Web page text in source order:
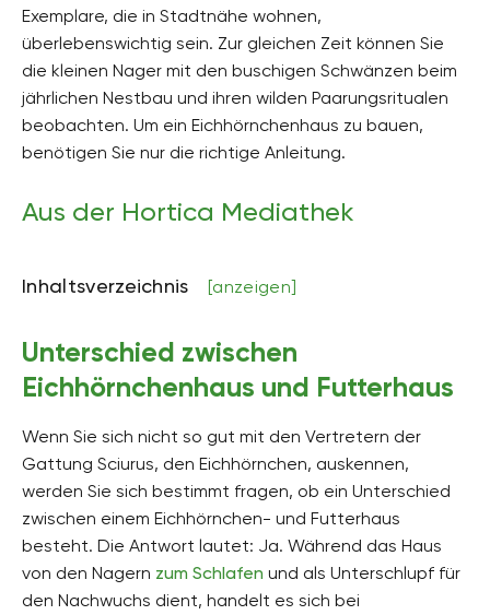
Exemplare, die in Stadtnähe wohnen,
überlebenswichtig sein. Zur gleichen Zeit können Sie
die kleinen Nager mit den buschigen Schwänzen beim
jährlichen Nestbau und ihren wilden Paarungsritualen
beobachten. Um ein Eichhörnchenhaus zu bauen,
benötigen Sie nur die richtige Anleitung.
Aus der Hortica Mediathek
Inhaltsverzeichnis [anzeigen]
Unterschied zwischen
Eichhörnchenhaus und Futterhaus
Wenn Sie sich nicht so gut mit den Vertretern der
Gattung Sciurus, den Eichhörnchen, auskennen,
werden Sie sich bestimmt fragen, ob ein Unterschied
zwischen einem Eichhörnchen- und Futterhaus
besteht. Die Antwort lautet: Ja. Während das Haus
von den Nagern zum Schlafen und als Unterschlupf für
den Nachwuchs dient, handelt es sich bei